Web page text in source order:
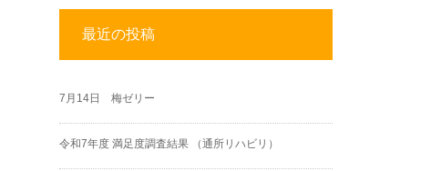
最近の投稿
7月14日 梅ゼリー
令和7年度 満足度調査結果 （通所リハビリ）